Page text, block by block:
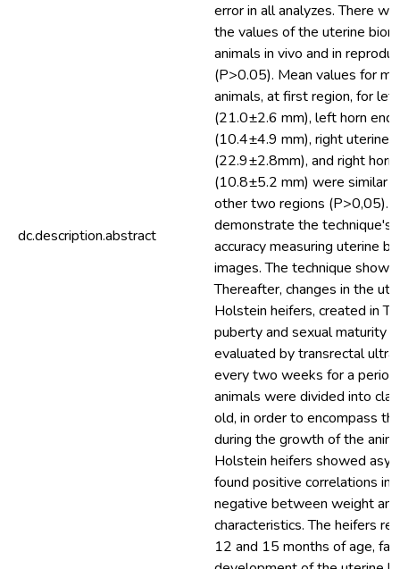
dc.description.abstract
error in all analyzes. There
the values of the uterine
animals in vivo and in
(P>0.05). Mean values for
animals, at first region, for
(21.0±2.6 mm), left horn
(10.4±4.9 mm), right uterine
(22.9±2.8mm), and right
(10.8±5.2 mm) were similar
other two regions (P>0,05).
demonstrate the technique's
accuracy measuring uterine
images. The technique
Thereafter, changes in the
Holstein heifers, created in
puberty and sexual maturity
evaluated by transrectal
every two weeks for a
animals were divided into
old, in order to encompass
during the growth of the
Holstein heifers showed
found positive correlations in
negative between weight
characteristics. The heifers
12 and 15 months of age,